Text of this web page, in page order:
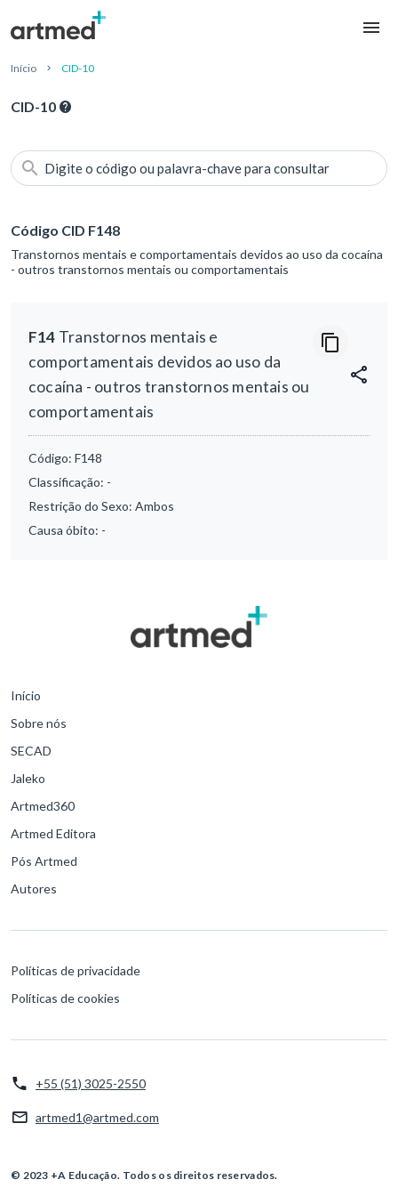
Início CID-10
CID-10
Digite o código ou palavra-chave para consultar
Código CID F148
Transtornos mentais e comportamentais devidos ao uso da cocaína
- outros transtornos mentais ou comportamentais
F14 Transtornos mentais e
comportamentais devidos ao uso da
cocaína - outros transtornos mentais ou
comportamentais
Código: F148
Classificação: -
Restrição do Sexo: Ambos
Causa óbito: -
Início
Sobre nós
SECAD
Jaleko
Artmed360
Artmed Editora
Pós Artmed
Autores
Políticas de privacidade
Políticas de cookies
+55 (51) 3025-2550
artmed1@artmed.com
© 2023 +A Educação. Todos os direitos reservados.